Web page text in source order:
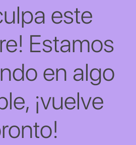
este
Estamos
en algo
¡vuelve